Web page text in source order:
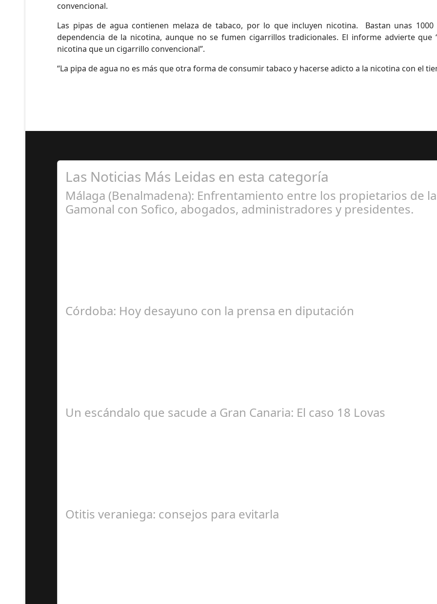
convencional.
Las pipas de agua contienen melaza de tabaco, por lo que incluyen nicotina. Bastan unas
dependencia de la nicotina, aunque no se fumen cigarrillos tradicionales. El informe advierte que
nicotina que un cigarrillo convencional”.
“La pipa de agua no es más que otra forma de consumir tabaco y hacerse adicto a la nicotina con el
Las Noticias Más Leidas en esta categoría
Málaga (Benalmadena): Enfrentamiento entre los propietarios de
Gamonal con Sofico, abogados, administradores y presidentes.
Córdoba: Hoy desayuno con la prensa en diputación
Un escándalo que sacude a Gran Canaria: El caso 18 Lovas
Otitis veraniega: consejos para evitarla